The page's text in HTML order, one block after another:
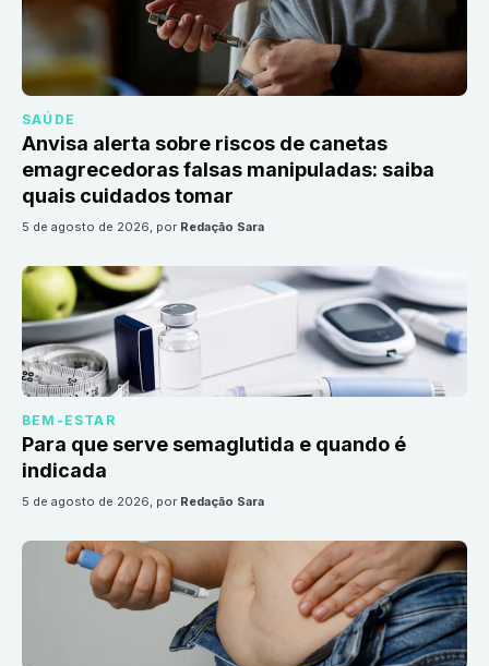
SAÚDE
Anvisa alerta sobre riscos de canetas
emagrecedoras falsas manipuladas: saiba
quais cuidados tomar
5 de agosto de 2026, por Redação Sara
BEM-ESTAR
Para que serve semaglutida e quando é
indicada
5 de agosto de 2026, por Redação Sara